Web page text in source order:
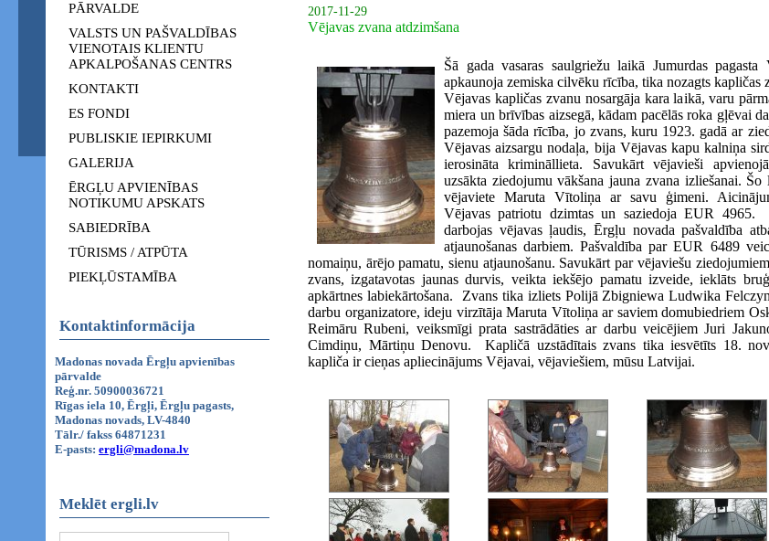
PĀRVALDE
VALSTS UN PAŠVALDĪBAS
VIENOTAIS KLIENTU
APKALPOŠANAS CENTRS
KONTAKTI
ES FONDI
PUBLISKIE IEPIRKUMI
GALERIJA
ĒRGĻU APVIENĪBAS
NOTIKUMU APSKATS
SABIEDRĪBA
TŪRISMS / ATPŪTA
PIEKĻŪSTAMĪBA
Kontaktinformācija
Madonas novada Ērgļu apvienības
pārvalde
Reģ.nr. 50900036721
Rīgas iela 10, Ērgļi, Ērgļu pagasts,
Madonas novads, LV-4840
Tālr./ fakss 64871231
E-pasts: ergli@madona.lv
Meklēt ergli.lv
2017-11-29
Vējavas zvana atdzimšana
Šā gada vasaras saulgriežu laikā Jumurdas pagasta
apkaunoja zemiska cilvēku rīcība, tika nozagts kapličas
Vējavas kapličas zvanu nosargāja kara laikā, varu
miera un brīvības aizsegā, kādam pacēlās roka gļēvai
pazemoja šāda rīcība, jo zvans, kuru 1923. gadā ar
Vējavas aizsargu nodaļa, bija Vējavas kapu kalniņa
ierosināta krimināllieta. Savukārt vējavieši
uzsākta ziedojumu vākšana jauna zvana izliešanai.
vējaviete Maruta Vītoliņa ar savu ģimeni.
Vējavas patriotu dzimtas un saziedoja EUR 4965.
darbojas vējavas ļaudis, Ērgļu novada pašvaldība
atjaunošanas darbiem. Pašvaldība par EUR 6489
nomaiņu, ārējo pamatu, sienu atjaunošanu. Savukārt par vējaviešu
zvans, izgatavotas jaunas durvis, veikta iekšējo pamatu izveide, ieklāts
apkārtnes labiekārtošana. Zvans tika izliets Polijā Zbigniewa Ludwika
darbu organizatore, ideju virzītāja Maruta Vītoliņa ar saviem domubiedriem
Reimāru Rubeni, veiksmīgi prata sastrādāties ar darbu veicējiem Juri
Cimdiņu, Mārtiņu Denovu. Kapličā uzstādītais zvans tika iesvētīts 18.
kapliča ir cieņas apliecinājums Vējavai, vējaviešiem, mūsu Latvijai.